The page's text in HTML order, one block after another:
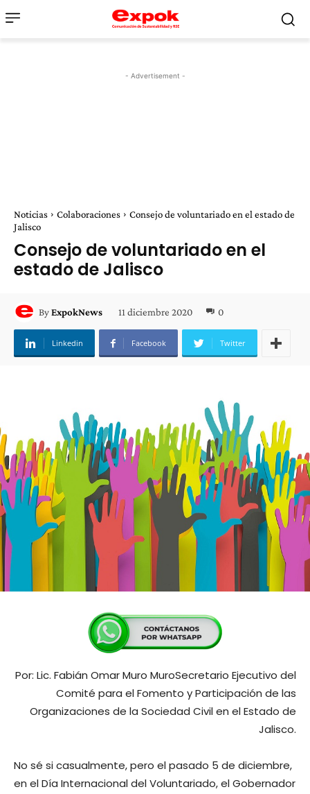
- Advertisement -
Noticias Colaboraciones
Consejo de voluntariado en el estado de
Jalisco
Consejo de voluntariado en el
estado de Jalisco
ByExpokNews 11 diciembre 2020 0
Linkedin Facebook Twitter
Por: Lic. Fabián Omar Muro MuroSecretario Ejecutivo del
Comité para el Fomento y Participación de las
Organizaciones de la Sociedad Civil en el Estado de
Jalisco.
No sé si casualmente, pero el pasado 5 de diciembre,
en el Día Internacional del Voluntariado, el Gobernador